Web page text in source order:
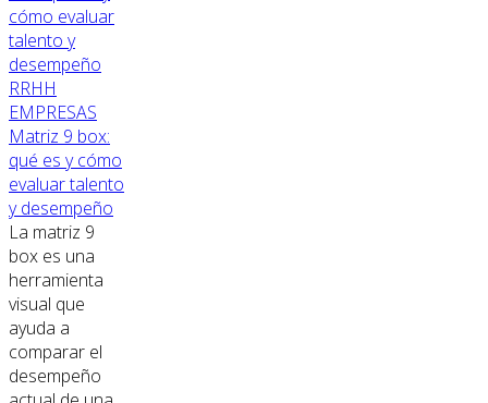
RRHH
EMPRESAS
Matriz 9 box:
qué es y cómo
evaluar talento
y desempeño
La matriz 9
box es una
herramienta
visual que
ayuda a
comparar el
desempeño